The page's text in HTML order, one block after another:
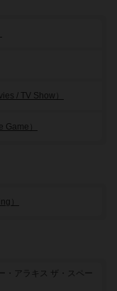
/ TV Show）
Game）
）
・アラキス ザ・スペー